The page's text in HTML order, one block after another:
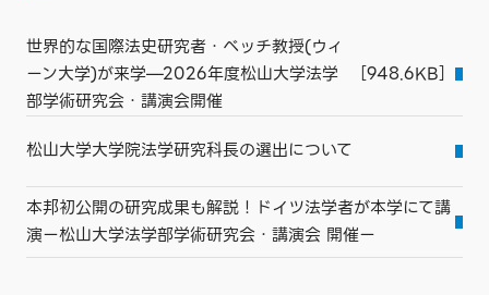
世界的な国際法史研究者・ベッチ教授(ウィ
ーン大学)が来学—2026年度松山大学法学
部学術研究会・講演会開催
［948.6KB］
松山大学大学院法学研究科長の選出について
本邦初公開の研究成果も解説！ドイツ法学者が本学にて講
演ー松山大学法学部学術研究会・講演会 開催ー